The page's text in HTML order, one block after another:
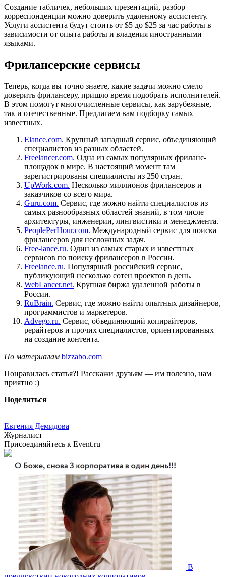
Создание табличек, небольших презентаций, разбор
корреспонденции можно доверить удаленному ассистенту.
Услуги ассистента будут стоить от $5 до $25 за час работы в
зависимости от опыта работы и владения иностранными
языками.
Фрилансерские сервисы
Теперь, когда вы точно знаете, какие задачи можно смело
доверить фрилансеру, пришло время подобрать исполнителей.
В этом помогут многочисленные сервисы, как зарубежные,
так и отечественные. Предлагаем вам подборку самых
известных.
Elance.com. Крупный западный сервис, объединяющий
специалистов из разных областей.
Freelancer.com. Одна из самых популярных фриланс-
площадок в мире. В настоящий момент там
зарегистрированы специалисты из 250 стран.
UpWork.com. Несколько миллионов фрилансеров и
заказчиков со всего мира.
Guru.com. Сервис, где можно найти специалистов из
самых разнообразных областей знаний, в том числе
архитектуры, инженерии, лингвистики и менеджмента.
PeoplePerHour.com. Международный сервис для поиска
фрилансеров для несложных задач.
Free-lance.ru. Один из самых старых и известных
сервисов по поиску фрилансеров в России.
Freelance.ru. Популярный российский сервис,
публикующий несколько сотен проектов в день.
WebLancer.net. Крупная биржа удаленной работы в
России.
RuBrain. Сервис, где можно найти опытных дизайнеров,
программистов и маркетеров.
Advego.ru. Сервис, объединяющий копирайтеров,
рерайтеров и прочих специалистов, ориентированных
на создание контента.
По материалам bizzabo.com
Понравилась статья?! Расскажи друзьям — им полезно, нам
приятно :)
Поделиться
Евгения Демидова
Журналист
Присоединяйтесь к Event.ru
В